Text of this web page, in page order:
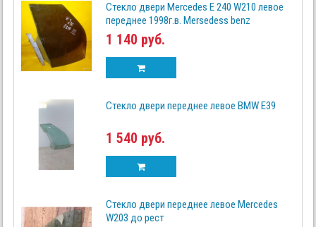
Стекло двери Mercedes Е 240 W210 левое
переднее 1998г.в. Mersedess benz
1 140 руб.
Стекло двери переднее левое BMW E39
1 540 руб.
Стекло двери переднее левое Mercedes
W203 до рест